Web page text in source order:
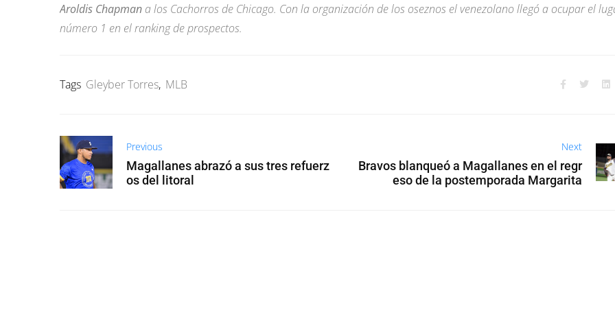
Aroldis Chapman a los Cachorros de Chicago. Con la organización de los oseznos el venezolano llegó a ocupar el
número 1 en el ranking de prospectos.
Tags Gleyber Torres, MLB
Previous
Magallanes abrazó a sus tres refuerz
os del litoral
Next
Bravos blanqueó a Magallanes en el regr
eso de la postemporada Margarita